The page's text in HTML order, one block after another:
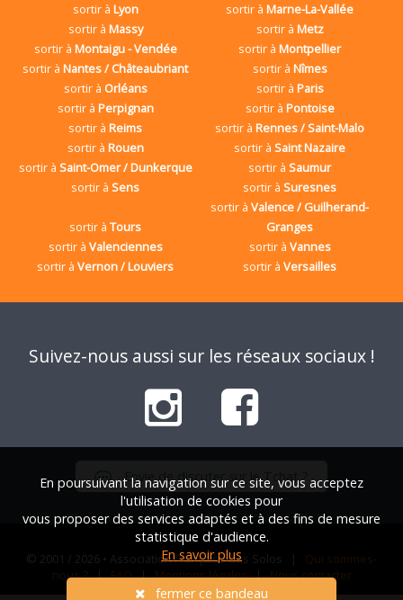
sortir à Lyon sortir àMarne-La-Vallée
sortir à Massy sortir à Metz
sortir à Montaigu - Vendée sortir àMontpellier
sortir àNantes / Châteaubriant sortir à Nîmes
sortir à Orléans sortir à Paris
sortir à Perpignan sortir à Pontoise
sortir àReims sortir àRennes / Saint-Malo
sortir à Rouen sortir àSaint Nazaire
sortir à Saint-Omer / Dunkerque sortir àSaumur
sortir àSens sortir àSuresnes
sortir àTours
sortir àValence / Guilherand-
Granges
sortir à Valenciennes sortir à Vannes
sortir àVernon / Louviers sortir àVersailles
Suivez-nous aussi sur les réseaux sociaux !
Envie de discuter sur le Tchat ?
© 2001 / 2026 • Association Française des Solos | Qui sommes-
nous ?|FAQ|Mentions légales|Nous contacter
En poursuivant la navigation sur ce site, vous acceptez
l'utilisation de cookies pour
vous proposer des services adaptés et à des fins de mesure
statistique d'audience.
En savoir plus
fermer ce bandeau